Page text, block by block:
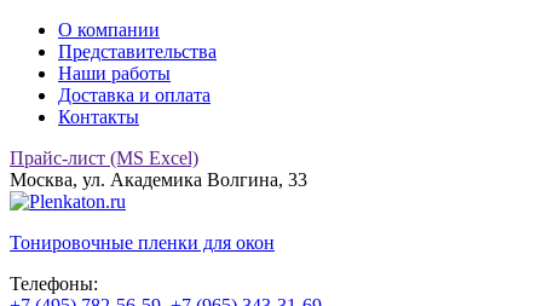
О компании
Представительства
Наши работы
Доставка и оплата
Контакты
Прайс-лист (MS Excel)
Москва, ул. Академика Волгина, 33
Тонировочные пленки для окон
Телефоны: